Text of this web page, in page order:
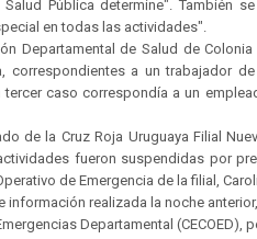
Pública determine". También
en todas las actividades".
Departamental de Salud de
correspondientes a un trabajador
caso correspondía a un
de la Cruz Roja Uruguaya Filial
fueron suspendidas por
de Emergencia de la filial,
realizada la noche
Departamental (CECOED),